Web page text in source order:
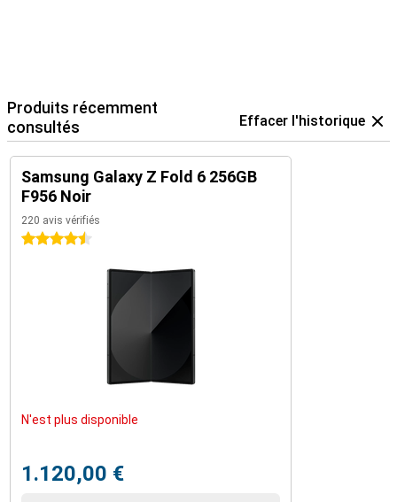
Produits récemment
consultés
Effacer l'historique
Samsung Galaxy Z Fold 6 256GB
F956 Noir
220 avis vérifiés
4.5 étoiles
N'est plus disponible
1.120,00 €